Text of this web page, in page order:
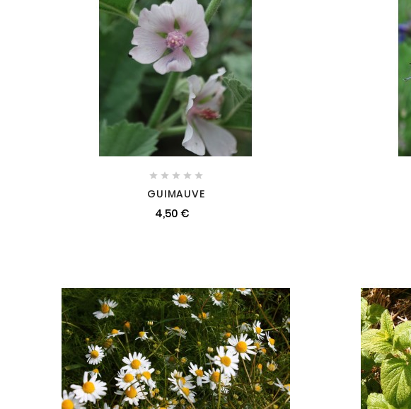
    
GUIMAUVE
4,50 €